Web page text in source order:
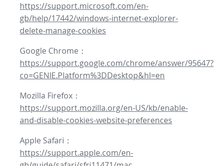
https://support.microsoft.com/en-
gb/help/17442/windows-internet-explorer-
delete-manage-cookies
Google Chrome：
https://support.google.com/chrome/answer/95647?
co=GENIE.Platform%3DDesktop&hl=en
Mozilla Firefox：
https://support.mozilla.org/en-US/kb/enable-
and-disable-cookies-website-preferences
Apple Safari：
https://support.apple.com/en-